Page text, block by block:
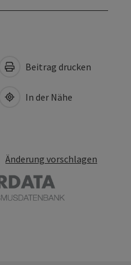
Beitrag drucken
In der Nähe
Änderung vorschlagen